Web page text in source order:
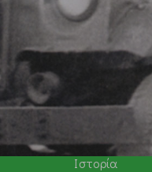
Ιστορία